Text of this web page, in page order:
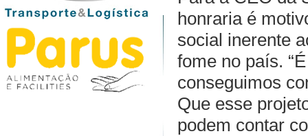
honraria é
social inerente
fome no país.
conseguimos
Que esse
podem contar